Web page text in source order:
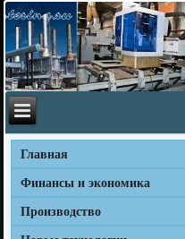
Главная
Финансы и экономика
Производство